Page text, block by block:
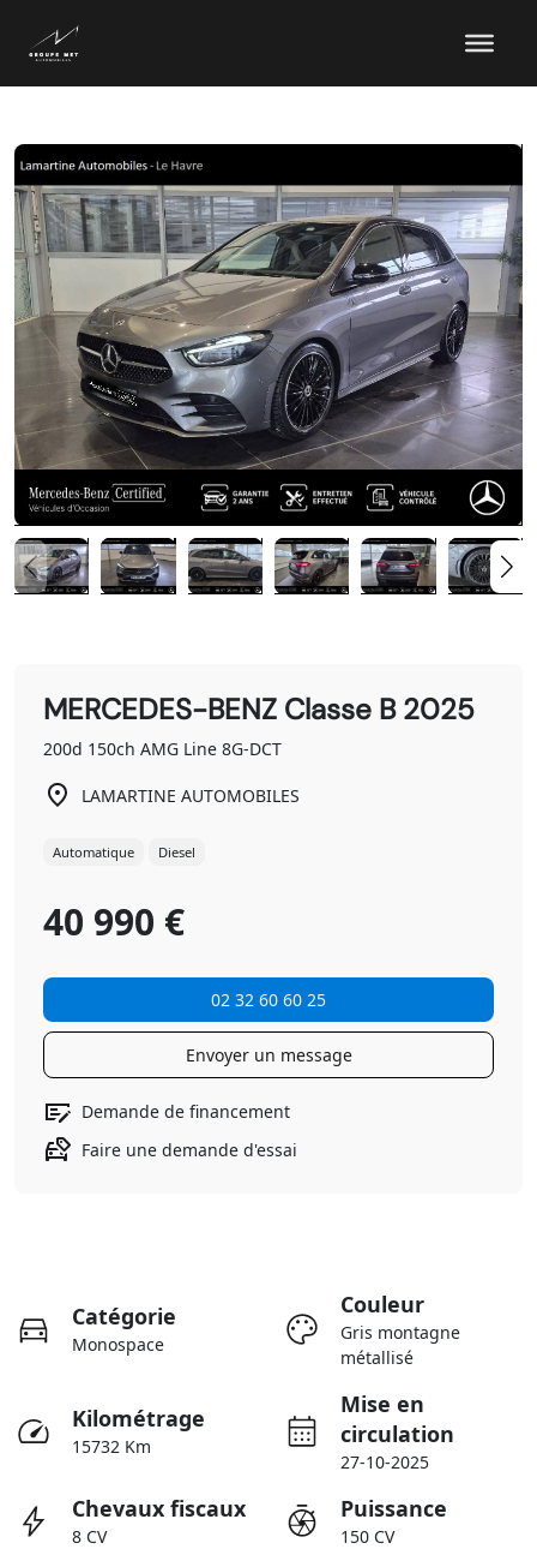
MERCEDES-BENZ Classe B 2025
200d 150ch AMG Line 8G-DCT
LAMARTINE AUTOMOBILES
Automatique Diesel
40 990 €
02 32 60 60 25
Envoyer un message
Demande de financement
Faire une demande d'essai
Catégorie
Monospace
Couleur
Gris montagne
métallisé
Kilométrage
15732 Km
Mise en
circulation
27-10-2025
Chevaux fiscaux
8 CV
Puissance
150 CV